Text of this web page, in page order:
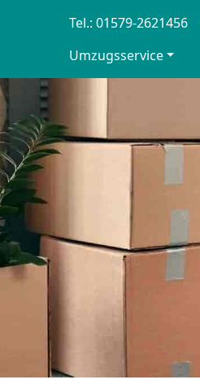
Tel.: 01579-2621456
Umzugsservice